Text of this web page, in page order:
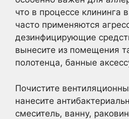
что в процессе клининга
часто применяются
дезинфицирующие
вынесите из помещения
полотенца, банные
Почистите
нанесите
смеситель, ванну,